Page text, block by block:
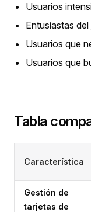
Usuarios
Entusiastas
Usuarios que
Usuarios que
Tabla
Característica
Gestión de
tarjetas de